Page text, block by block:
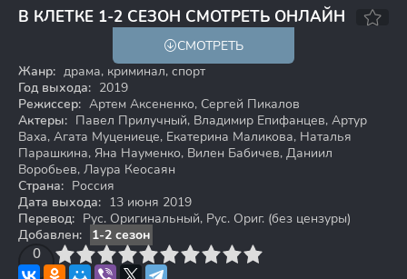
В КЛЕТКЕ 1-2 СЕЗОН СМОТРЕТЬ ОНЛАЙН
7.1 60
СМОТРЕТЬ
Жанр: драма, криминал, спорт
Год выхода: 2019
Режиссер: Артем Аксененко, Сергей Пикалов
Актеры: Павел Прилучный, Владимир Епифанцев, Артур
Ваха, Агата Муцениеце, Екатерина Маликова, Наталья
Парашкина, Яна Науменко, Вилен Бабичев, Даниил
Воробьев, Лаура Кеосаян
Страна: Россия
Дата выхода: 13 июня 2019
Перевод: Рус. Оригинальный, Рус. Ориг. (без цензуры)
Добавлен:
1-2 сезон
0
4 6 7 8 9 10